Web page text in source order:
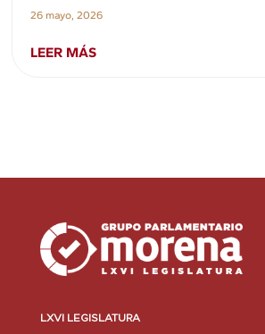
26 mayo, 2026
LEER MÁS
LXVI LEGISLATURA